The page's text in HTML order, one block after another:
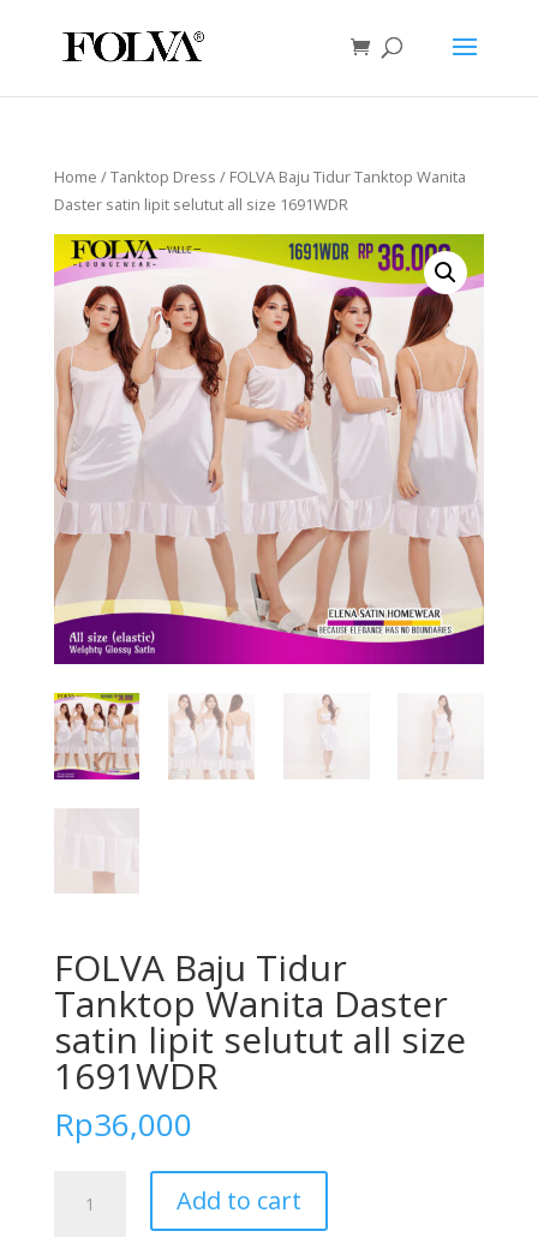
Home /Tanktop Dress / FOLVA Baju Tidur Tanktop Wanita
Daster satin lipit selutut all size 1691WDR
FOLVA Baju Tidur
Tanktop Wanita Daster
satin lipit selutut all size
1691WDR
Rp36,000
Add to cart